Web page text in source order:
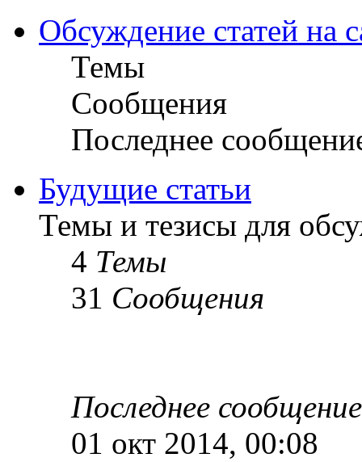
Обсуждение статей на
Темы
Сообщения
Последнее
Будущие статьи
Темы и тезисы для
4 Темы
31 Сообщения
Последнее сообщение
01 окт 2014, 00:08